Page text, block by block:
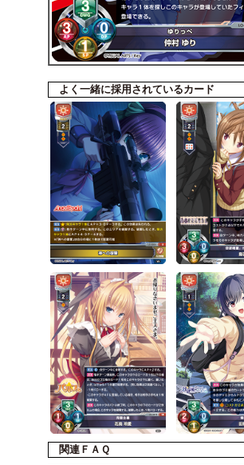
よく一緒に採用されているカード
関連ＦＡＱ